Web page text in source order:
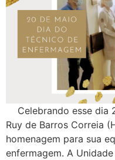
Celebrando esse dia
Ruy de Barros Correia
homenagem para sua
enfermagem. A